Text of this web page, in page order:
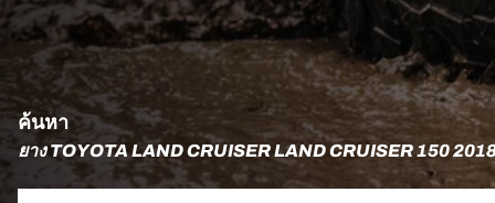
ค้นหา
ยาง TOYOTA LAND CRUISER LAND CRUISER 150